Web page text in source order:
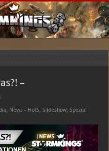
–
, News - HotS,Slideshow,Spezial